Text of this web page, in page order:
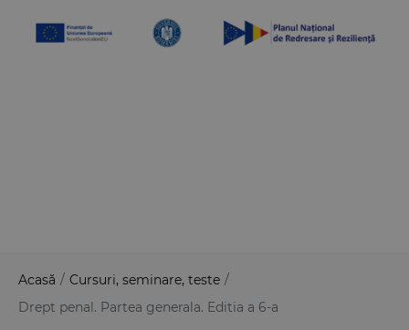
Acasă / Cursuri, seminare, teste /
Drept penal. Partea generala. Editia a 6-a